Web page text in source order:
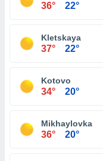
36° 22°
Kletskaya
37° 22°
Kotovo
34° 20°
Mikhaylovka
36° 20°